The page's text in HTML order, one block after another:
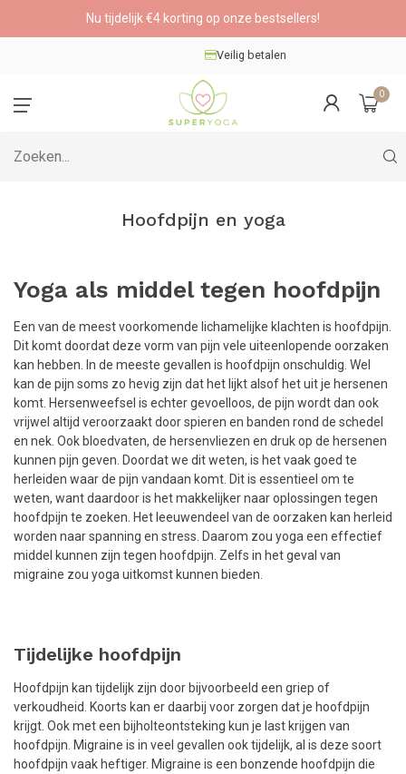
Nu tijdelijk €4 korting op onze bestsellers!
Veilig betalen
0
Hoofdpijn en yoga
Yoga als middel tegen hoofdpijn
Een van de meest voorkomende lichamelijke klachten is hoofdpijn.
Dit komt doordat deze vorm van pijn vele uiteenlopende oorzaken
kan hebben. In de meeste gevallen is hoofdpijn onschuldig. Wel
kan de pijn soms zo hevig zijn dat het lijkt alsof het uit je hersenen
komt. Hersenweefsel is echter gevoelloos, de pijn wordt dan ook
vrijwel altijd veroorzaakt door spieren en banden rond de schedel
en nek. Ook bloedvaten, de hersenvliezen en druk op de hersenen
kunnen pijn geven. Doordat we dit weten, is het vaak goed te
herleiden waar de pijn vandaan komt. Dit is essentieel om te
weten, want daardoor is het makkelijker naar oplossingen tegen
hoofdpijn te zoeken. Het leeuwendeel van de oorzaken kan herleid
worden naar spanning en stress. Daarom zou yoga een effectief
middel kunnen zijn tegen hoofdpijn. Zelfs in het geval van
migraine zou yoga uitkomst kunnen bieden.
Tijdelijke hoofdpijn
Hoofdpijn kan tijdelijk zijn door bijvoorbeeld een griep of
verkoudheid. Koorts kan er daarbij voor zorgen dat je hoofdpijn
krijgt. Ook met een bijholteontsteking kun je last krijgen van
hoofdpijn. Migraine is in veel gevallen ook tijdelijk, al is deze soort
hoofdpijn vaak heftiger. Migraine is een bonzende hoofdpijn die